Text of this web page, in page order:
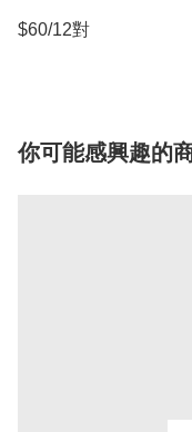
$60/12對
你可能感興趣的